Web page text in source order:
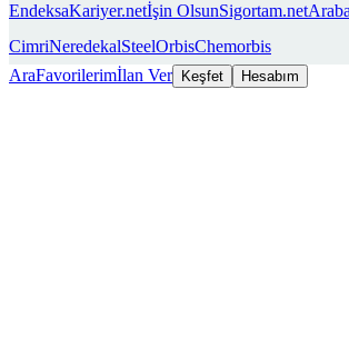
EndeksaKariyer.netİşin OlsunSigortam.net
CimriNeredekalSteelOrbisChemorbis
AraFavorilerimİlan Ver Keşfet Hesabım